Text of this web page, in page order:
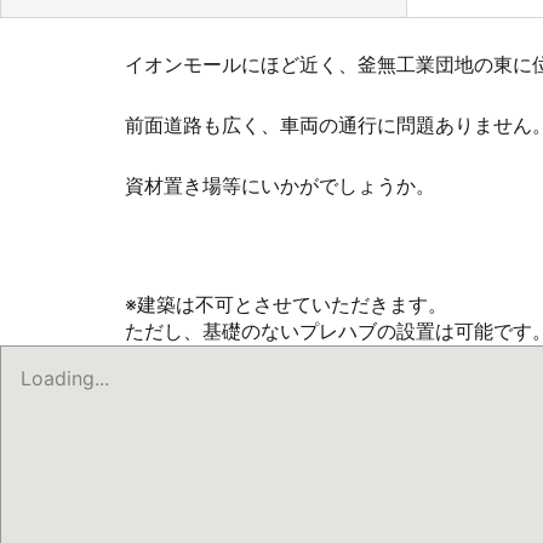
イオンモールにほど近く、釜無工業団地の東に
前面道路も広く、車両の通行に問題ありません。
資材置き場等にいかがでしょうか。
※建築は不可とさせていただきます。
ただし、基礎のないプレハブの設置は可能です。
Loading...